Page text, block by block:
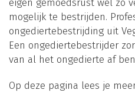
eigen gemoedsrust wel zo
mogelijk te bestrijden.
ongediertebestrijding uit
Een ongediertebestrijder
van al het ongedierte af
Op deze pagina lees je